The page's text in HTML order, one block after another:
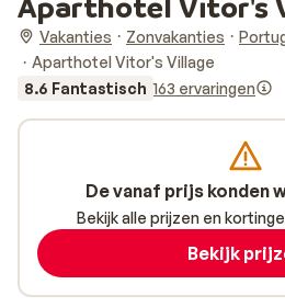
Vakanties Zonvakanties
Aparthotel Vitor's Village
8.6 Fantastisch 163 ervaringen
De vanaf prijs konden
Bekijk alle prijzen en
Bekijk